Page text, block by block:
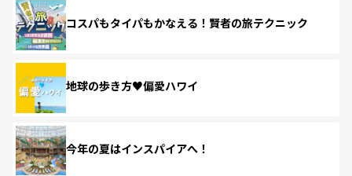
コスパもタイパもかなえる！賢者の旅テクニック
地球の歩き方♥偏愛ハワイ
今年の夏はインスパイアへ！